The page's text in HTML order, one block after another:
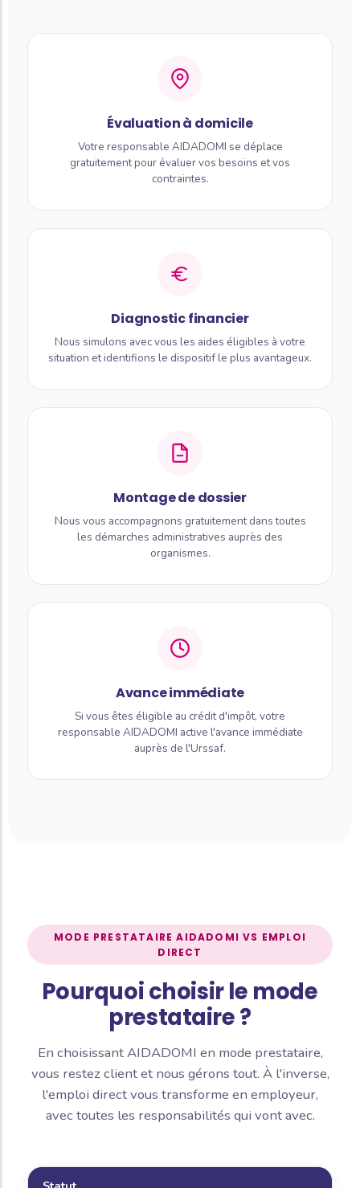
Évaluation à domicile
Votre responsable AIDADOMI se déplace
gratuitement pour évaluer vos besoins et vos
contraintes.
Diagnostic financier
Nous simulons avec vous les aides éligibles à votre
situation et identifions le dispositif le plus avantageux.
Montage de dossier
Nous vous accompagnons gratuitement dans toutes
les démarches administratives auprès des
organismes.
Avance immédiate
Si vous êtes éligible au crédit d'impôt, votre
responsable AIDADOMI active l'avance immédiate
auprès de l'Urssaf.
MODE PRESTATAIRE AIDADOMI VS EMPLOI
DIRECT
Pourquoi choisir le mode
prestataire ?
En choisissant AIDADOMI en mode prestataire,
vous restez client et nous gérons tout. À l'inverse,
l'emploi direct vous transforme en employeur,
avec toutes les responsabilités qui vont avec.